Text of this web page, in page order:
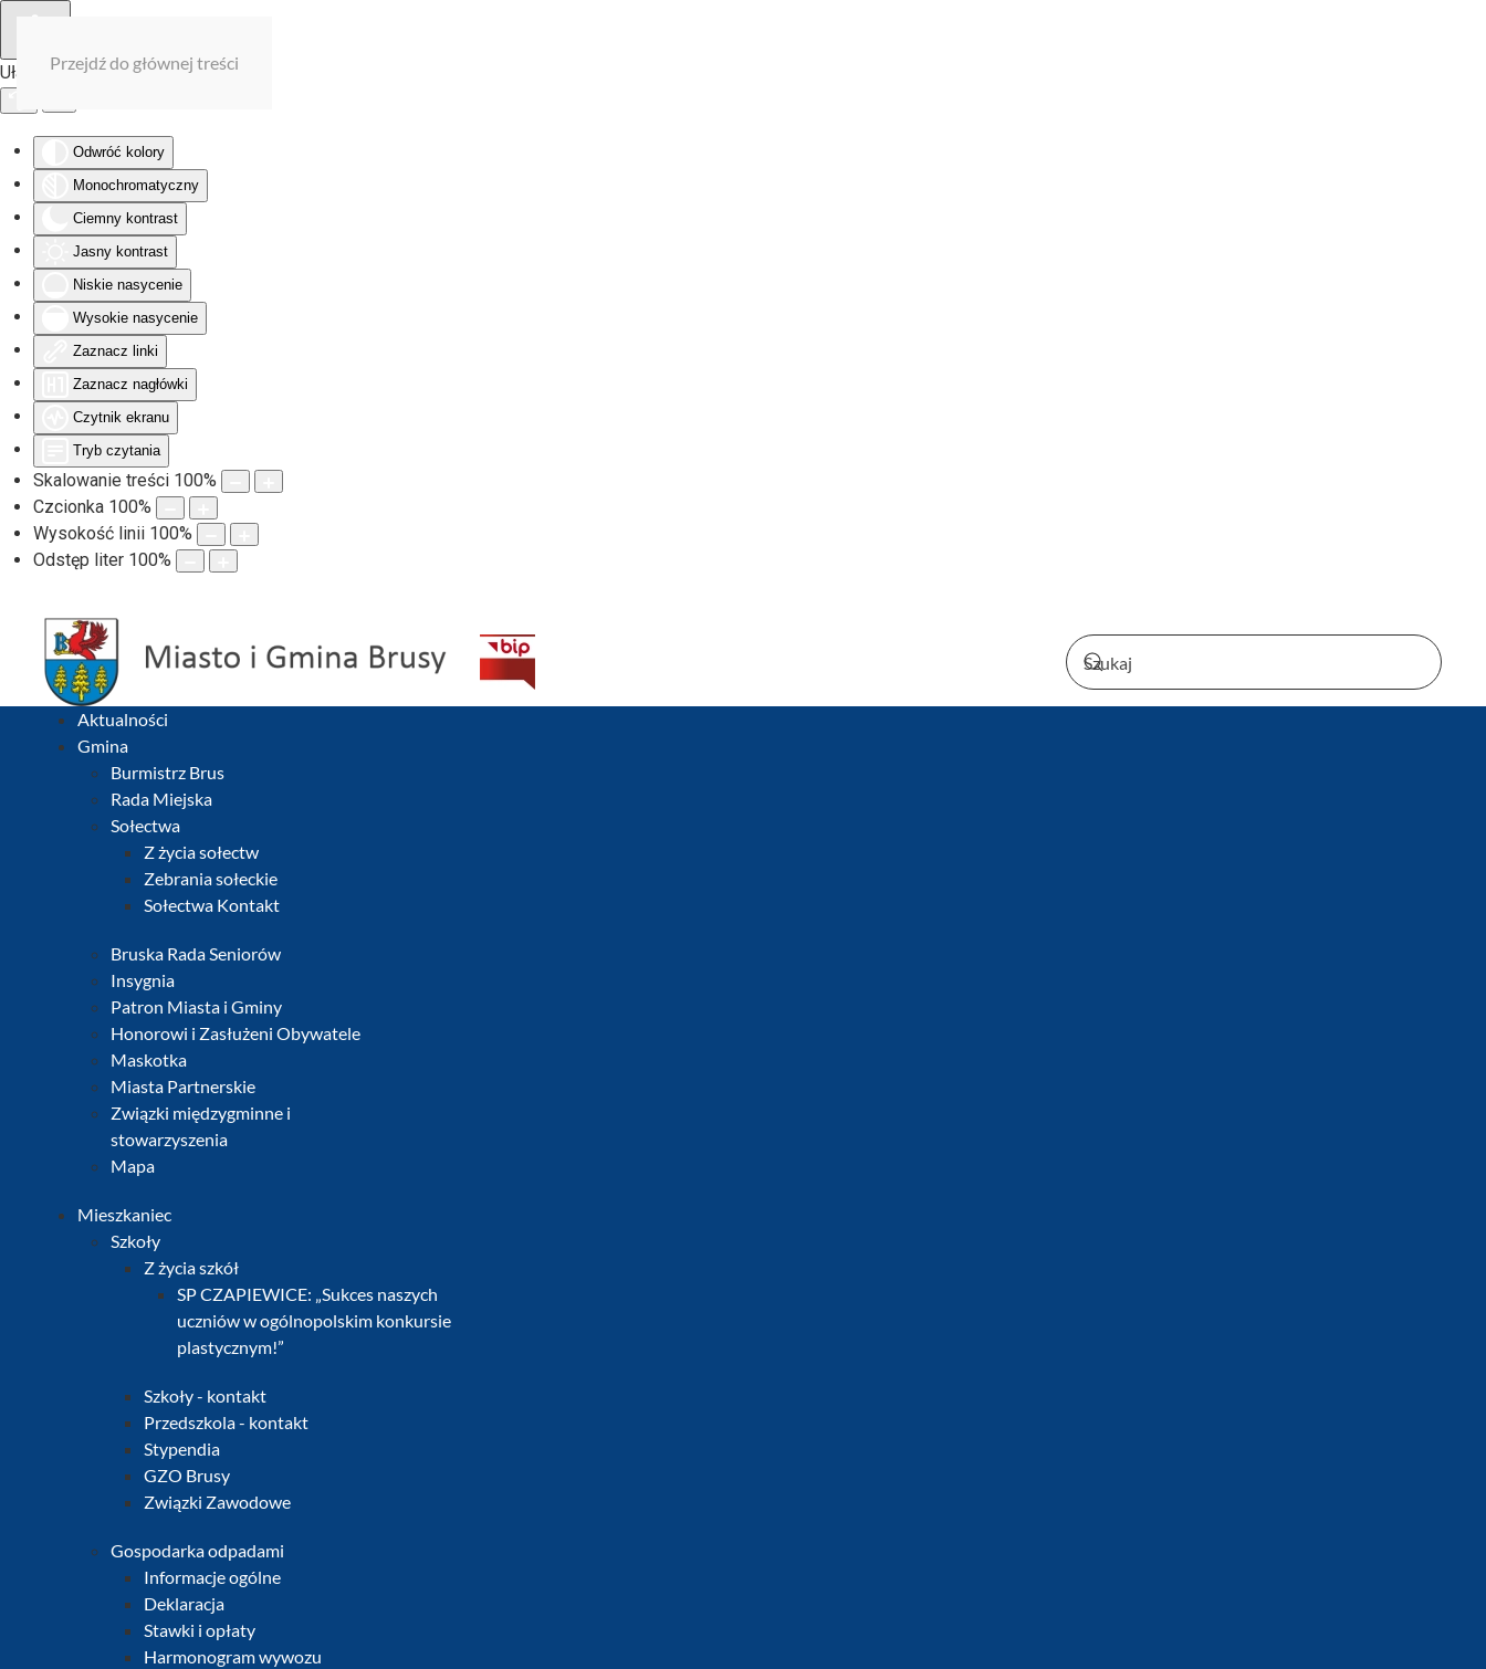
Ułatwienia dostępu
Odwróć kolory
Monochromatyczny
Ciemny kontrast
Jasny kontrast
Niskie nasycenie
Wysokie nasycenie
Zaznacz linki
Zaznacz nagłówki
Czytnik ekranu
Tryb czytania
Skalowanie treści 100%
Czcionka 100%
Wysokość linii 100%
Odstęp liter 100%
Przejdź do głównej treści
Aktualności
Gmina
Burmistrz Brus
Rada Miejska
Sołectwa
Z życia sołectw
Zebrania sołeckie
Sołectwa Kontakt
Bruska Rada Seniorów
Insygnia
Patron Miasta i Gminy
Honorowi i Zasłużeni Obywatele
Maskotka
Miasta Partnerskie
Związki międzygminne i
stowarzyszenia
Mapa
Mieszkaniec
Szkoły
Z życia szkół
SP CZAPIEWICE: „Sukces naszych
uczniów w ogólnopolskim konkursie
plastycznym!”
Szkoły - kontakt
Przedszkola - kontakt
Stypendia
GZO Brusy
Związki Zawodowe
Gospodarka odpadami
Informacje ogólne
Deklaracja
Stawki i opłaty
Harmonogram wywozu